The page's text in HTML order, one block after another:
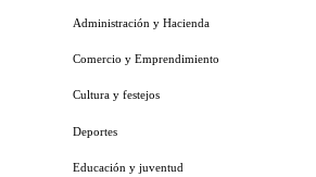
Administración y Hacienda
Comercio y Emprendimiento
Cultura y festejos
Deportes
Educación y juventud